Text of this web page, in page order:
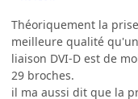
Théoriquement la
meilleure qualité
liaison DVI-D est de
29 broches.
il ma aussi dit que la